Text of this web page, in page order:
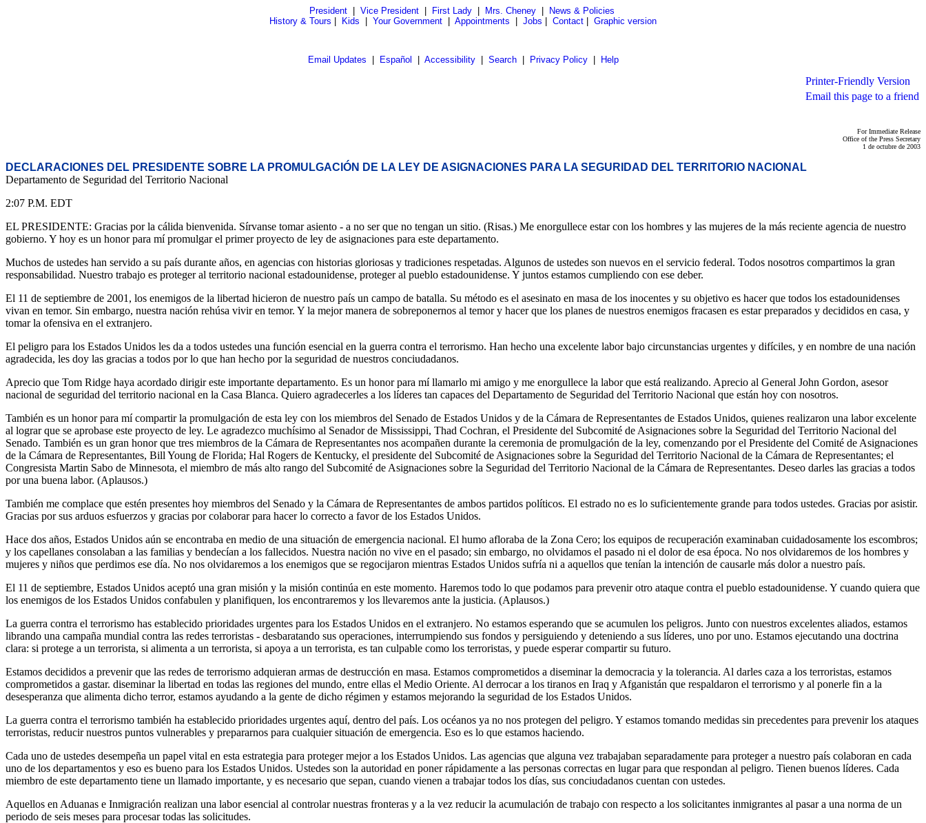
President| Vice President| First Lady| Mrs. Cheney|
News & Policies
History & Tours
Kids Your Government Appointments Jobs Contact Graphic version
Email Updates Español Accessibility| Search| Privacy Policy| Help
Printer-Friendly Version
Email this page to a friend
For Immediate Release
Office of the Press Secretary
1 de octubre de 2003
DECLARACIONES DEL PRESIDENTE SOBRE LA PROMULGACIÓN DE LA LEY DE ASIGNACIONES PARA LA SEGURIDAD DEL TERRITORIO NACIONAL
Departamento de Seguridad del Territorio Nacional
2:07 P.M. EDT
EL PRESIDENTE: Gracias por la cálida bienvenida. Sírvanse tomar asiento - a no ser que no tengan un sitio. (Risas.) Me enorgullece estar con los hombres y las mujeres de la más reciente agencia de nuestro
gobierno. Y hoy es un honor para mí promulgar el primer proyecto de ley de asignaciones para este departamento.
Muchos de ustedes han servido a su país durante años, en agencias con historias gloriosas y tradiciones respetadas. Algunos de ustedes son nuevos en el servicio federal. Todos nosotros compartimos la gran
responsabilidad. Nuestro trabajo es proteger al territorio nacional estadounidense, proteger al pueblo estadounidense. Y juntos estamos cumpliendo con ese deber.
El 11 de septiembre de 2001, los enemigos de la libertad hicieron de nuestro país un campo de batalla. Su método es el asesinato en masa de los inocentes y su objetivo es hacer que todos los estadounidenses
vivan en temor. Sin embargo, nuestra nación rehúsa vivir en temor. Y la mejor manera de sobreponernos al temor y hacer que los planes de nuestros enemigos fracasen es estar preparados y decididos en casa, y
tomar la ofensiva en el extranjero.
El peligro para los Estados Unidos les da a todos ustedes una función esencial en la guerra contra el terrorismo. Han hecho una excelente labor bajo circunstancias urgentes y difíciles, y en nombre de una nación
agradecida, les doy las gracias a todos por lo que han hecho por la seguridad de nuestros conciudadanos.
Aprecio que Tom Ridge haya acordado dirigir este importante departamento. Es un honor para mí llamarlo mi amigo y me enorgullece la labor que está realizando. Aprecio al General John Gordon, asesor
nacional de seguridad del territorio nacional en la Casa Blanca. Quiero agradecerles a los líderes tan capaces del Departamento de Seguridad del Territorio Nacional que están hoy con nosotros.
También es un honor para mí compartir la promulgación de esta ley con los miembros del Senado de Estados Unidos y de la Cámara de Representantes de Estados Unidos, quienes realizaron una labor excelente
al lograr que se aprobase este proyecto de ley. Le agradezco muchísimo al Senador de Mississippi, Thad Cochran, el Presidente del Subcomité de Asignaciones sobre la Seguridad del Territorio Nacional del
Senado. También es un gran honor que tres miembros de la Cámara de Representantes nos acompañen durante la ceremonia de promulgación de la ley, comenzando por el Presidente del Comité de Asignaciones
de la Cámara de Representantes, Bill Young de Florida; Hal Rogers de Kentucky, el presidente del Subcomité de Asignaciones sobre la Seguridad del Territorio Nacional de la Cámara de Representantes; el
Congresista Martin Sabo de Minnesota, el miembro de más alto rango del Subcomité de Asignaciones sobre la Seguridad del Territorio Nacional de la Cámara de Representantes. Deseo darles las gracias a todos
por una buena labor. (Aplausos.)
También me complace que estén presentes hoy miembros del Senado y la Cámara de Representantes de ambos partidos políticos. El estrado no es lo suficientemente grande para todos ustedes. Gracias por asistir.
Gracias por sus arduos esfuerzos y gracias por colaborar para hacer lo correcto a favor de los Estados Unidos.
Hace dos años, Estados Unidos aún se encontraba en medio de una situación de emergencia nacional. El humo afloraba de la Zona Cero; los equipos de recuperación examinaban cuidadosamente los escombros;
y los capellanes consolaban a las familias y bendecían a los fallecidos. Nuestra nación no vive en el pasado; sin embargo, no olvidamos el pasado ni el dolor de esa época. No nos olvidaremos de los hombres y
mujeres y niños que perdimos ese día. No nos olvidaremos a los enemigos que se regocijaron mientras Estados Unidos sufría ni a aquellos que tenían la intención de causarle más dolor a nuestro país.
El 11 de septiembre, Estados Unidos aceptó una gran misión y la misión continúa en este momento. Haremos todo lo que podamos para prevenir otro ataque contra el pueblo estadounidense. Y cuando quiera que
los enemigos de los Estados Unidos confabulen y planifiquen, los encontraremos y los llevaremos ante la justicia. (Aplausos.)
La guerra contra el terrorismo has establecido prioridades urgentes para los Estados Unidos en el extranjero. No estamos esperando que se acumulen los peligros. Junto con nuestros excelentes aliados, estamos
librando una campaña mundial contra las redes terroristas - desbaratando sus operaciones, interrumpiendo sus fondos y persiguiendo y deteniendo a sus líderes, uno por uno. Estamos ejecutando una doctrina
clara: si protege a un terrorista, si alimenta a un terrorista, si apoya a un terrorista, es tan culpable como los terroristas, y puede esperar compartir su futuro.
Estamos decididos a prevenir que las redes de terrorismo adquieran armas de destrucción en masa. Estamos comprometidos a diseminar la democracia y la tolerancia. Al darles caza a los terroristas, estamos
comprometidos a gastar. diseminar la libertad en todas las regiones del mundo, entre ellas el Medio Oriente. Al derrocar a los tiranos en Iraq y Afganistán que respaldaron el terrorismo y al ponerle fin a la
desesperanza que alimenta dicho terror, estamos ayudando a la gente de dicho régimen y estamos mejorando la seguridad de los Estados Unidos.
La guerra contra el terrorismo también ha establecido prioridades urgentes aquí, dentro del país. Los océanos ya no nos protegen del peligro. Y estamos tomando medidas sin precedentes para prevenir los ataques
terroristas, reducir nuestros puntos vulnerables y prepararnos para cualquier situación de emergencia. Eso es lo que estamos haciendo.
Cada uno de ustedes desempeña un papel vital en esta estrategia para proteger mejor a los Estados Unidos. Las agencias que alguna vez trabajaban separadamente para proteger a nuestro país colaboran en cada
uno de los departamentos y eso es bueno para los Estados Unidos. Ustedes son la autoridad en poner rápidamente a las personas correctas en lugar para que respondan al peligro. Tienen buenos líderes. Cada
miembro de este departamento tiene un llamado importante, y es necesario que sepan, cuando vienen a trabajar todos los días, sus conciudadanos cuentan con ustedes.
Aquellos en Aduanas e Inmigración realizan una labor esencial al controlar nuestras fronteras y a la vez reducir la acumulación de trabajo con respecto a los solicitantes inmigrantes al pasar a una norma de un
periodo de seis meses para procesar todas las solicitudes.